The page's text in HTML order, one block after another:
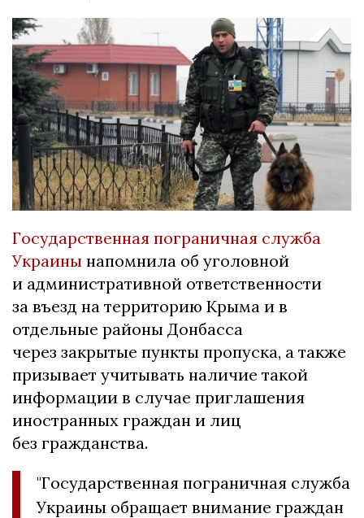
Государственная пограничная служба
Украины напомнила об уголовной
и административной ответственности
за въезд на территорию Крыма и в
отдельные районы Донбасса
через закрытые пункты пропуска, а также
призывает учитывать наличие такой
информации в случае приглашения
иностранных граждан и лиц
без гражданства.
"Государственная пограничная служба
Украины обращает внимание граждан